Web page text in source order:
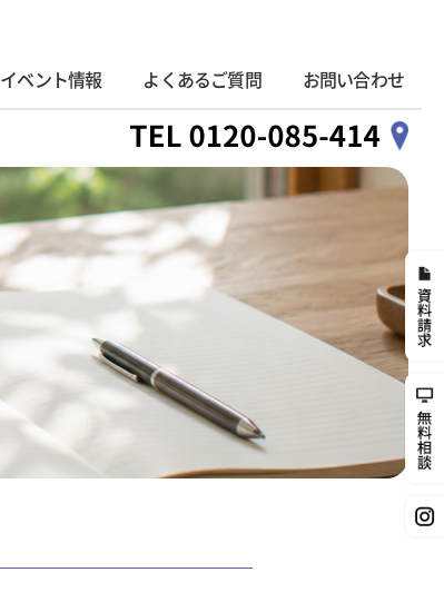
イベント情報 よくあるご質問 お問い合わせ